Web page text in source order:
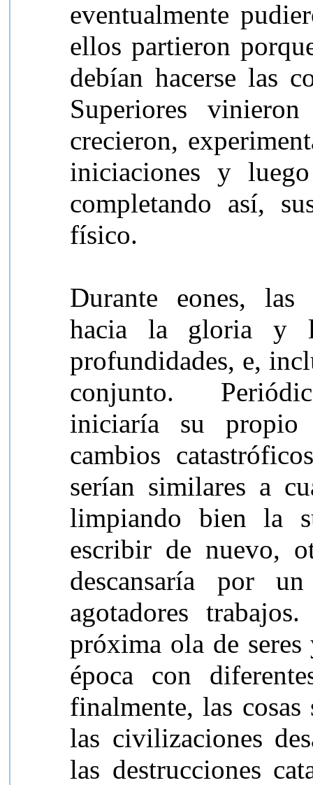
eventualmente
ellos partieron
debían hacerse las
Superiores
crecieron,
iniciaciones y
completando así,
físico.
Durante eones, las
hacia la gloria y
profundidades, e,
conjunto.
iniciaría su propio
cambios
serían similares a
limpiando bien la
escribir de nuevo,
descansaría por
agotadores
próxima ola de
época con
finalmente, las
las civilizaciones
las destrucciones